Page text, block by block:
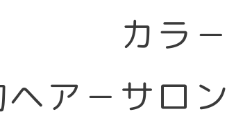
カラ－
ア－サロン